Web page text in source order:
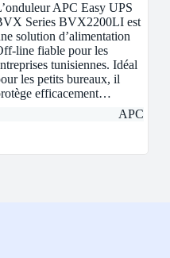
APC Easy UPS
Series BVX2200LI est
solution d’alimentation
line fiable pour les
tunisiennes. Idéal
les petits bureaux, il
efficacement…
APC